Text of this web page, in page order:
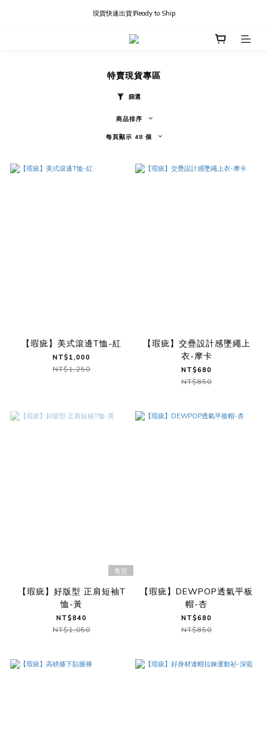
現貨快速出貨∣Ready to Ship
現貨快速出貨∣Ready to Ship
國內訂單滿三千免運
特賣現貨專區
篩選
商品排序
每頁顯示 48 個
【瑕疵】美式滾邊T恤-紅
NT$1,000
NT$1,250
【瑕疵】交疊設計感墜繩上
衣-摩卡
NT$680
NT$850
售完
【瑕疵】好版型 正肩短袖T
恤-黃
NT$840
NT$1,050
【瑕疵】DEWPOP透氣平板
帽-杏
NT$680
NT$850